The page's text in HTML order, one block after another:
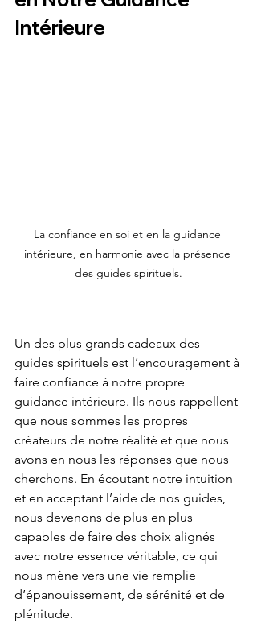
Intérieure
La confiance en soi et en la guidance
intérieure, en harmonie avec la présence
des guides spirituels.
Un des plus grands cadeaux des
guides spirituels est l’encouragement à
faire confiance à notre propre
guidance intérieure. Ils nous rappellent
que nous sommes les propres
créateurs de notre réalité et que nous
avons en nous les réponses que nous
cherchons. En écoutant notre intuition
et en acceptant l’aide de nos guides,
nous devenons de plus en plus
capables de faire des choix alignés
avec notre essence véritable, ce qui
nous mène vers une vie remplie
d’épanouissement, de sérénité et de
plénitude.